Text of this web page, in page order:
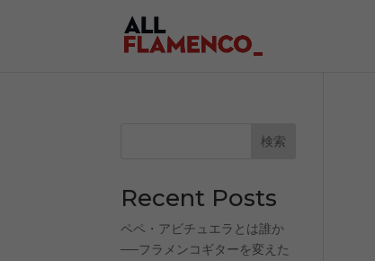
検索
Recent Posts
ペペ・アビチュエラとは誰か
──フラメンコギターを変えた